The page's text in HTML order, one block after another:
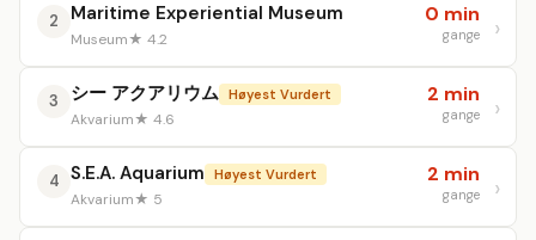
2 Maritime Experiential Museum
Museum★ 4.2
0 min
gange
3 シー アクアリウム Høyest Vurdert
Akvarium★ 4.6
2 min
gange
4 S.E.A. Aquarium Høyest Vurdert
Akvarium★ 5
2 min
gange